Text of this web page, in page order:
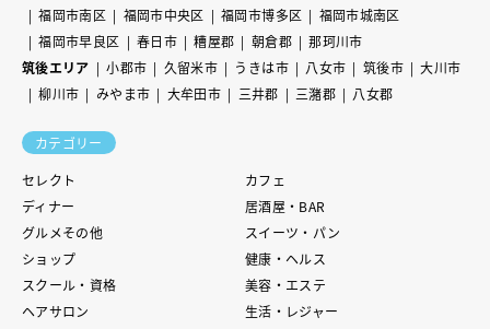
福岡市南区
福岡市中央区 福岡市博多区
福岡市城南区
福岡市早良区
春日市 糟屋郡 朝倉郡
那珂川市
筑後エリア
小郡市 久留米市 うきは市 八女市 筑後市
大川市
柳川市
みやま市 大牟田市 三井郡 三潴郡 八女郡
カテゴリー
セレクト
カフェ
ディナー
居酒屋・BAR
グルメその他
スイーツ・パン
ショップ
健康・ヘルス
スクール・資格
美容・エステ
ヘアサロン
生活・レジャー